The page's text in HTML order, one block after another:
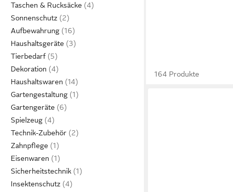
Taschen & Rucksäcke
Sonnenschutz
Aufbewahrung
Haushaltsgeräte
Tierbedarf
Dekoration
Haushaltswaren
Gartengestaltung
Gartengeräte
Spielzeug
Technik-Zubehör
Zahnpflege
Eisenwaren
Sicherheitstechnik
Insektenschutz
164 Produkte